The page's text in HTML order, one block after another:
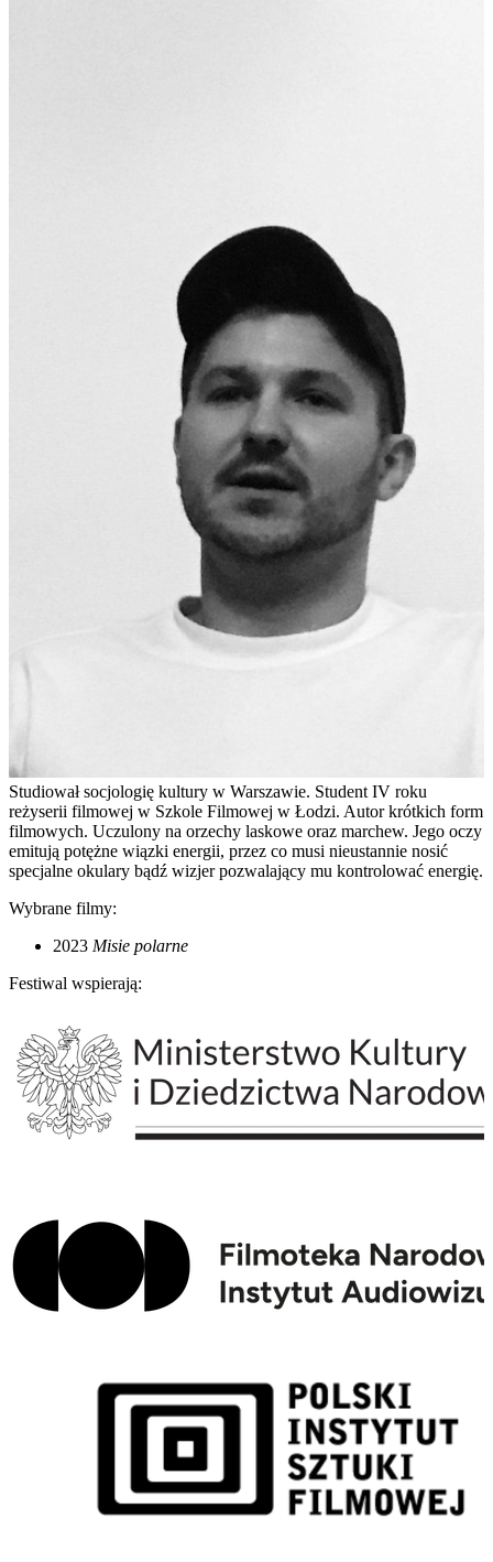
Studiował socjologię kultury w Warszawie. Student IV roku
reżyserii filmowej w Szkole Filmowej w Łodzi. Autor krótkich form
filmowych. Uczulony na orzechy laskowe oraz marchew. Jego oczy
emitują potężne wiązki energii, przez co musi nieustannie nosić
specjalne okulary bądź wizjer pozwalający mu kontrolować energię.
Wybrane filmy:
2023 Misie polarne
Festiwal wspierają: